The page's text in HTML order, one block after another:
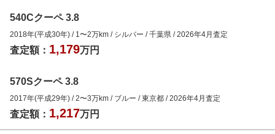
540Cクーペ 3.8
2018年(平成30年) / 1 〜2万km / シルバー /千葉県 /2026年4月査定
査定額： 1,179万円
570Sクーペ 3.8
2017年(平成29年) /2〜3万km / ブルー /東京都 /2026年4月査定
査定額： 1,217万円